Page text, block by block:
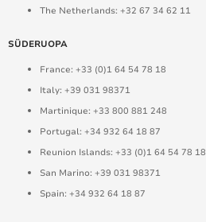
The Netherlands: +32 67 34 62 11
SÜDERUOPA
France: +33 (0)1 64 54 78 18
Italy: +39 031 98371
Martinique: +33 800 881 248
Portugal: +34 932 64 18 87
Reunion Islands: +33 (0)1 64 54 78 18
San Marino: +39 031 98371
Spain: +34 932 64 18 87